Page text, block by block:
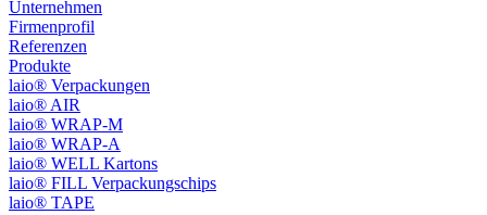
Unternehmen
Firmenprofil
Referenzen
Produkte
laio® Verpackungen
laio® AIR
laio® WRAP-M
laio® WRAP-A
laio® WELL Kartons
laio® FILL Verpackungschips
laio® TAPE